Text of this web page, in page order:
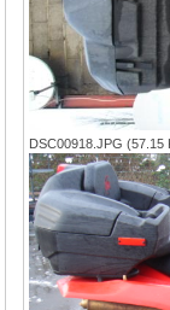
DSC00918.JPG (57.15